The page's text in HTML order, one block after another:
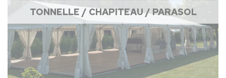
TONNELLE / CHAPITEAU / PARASOL